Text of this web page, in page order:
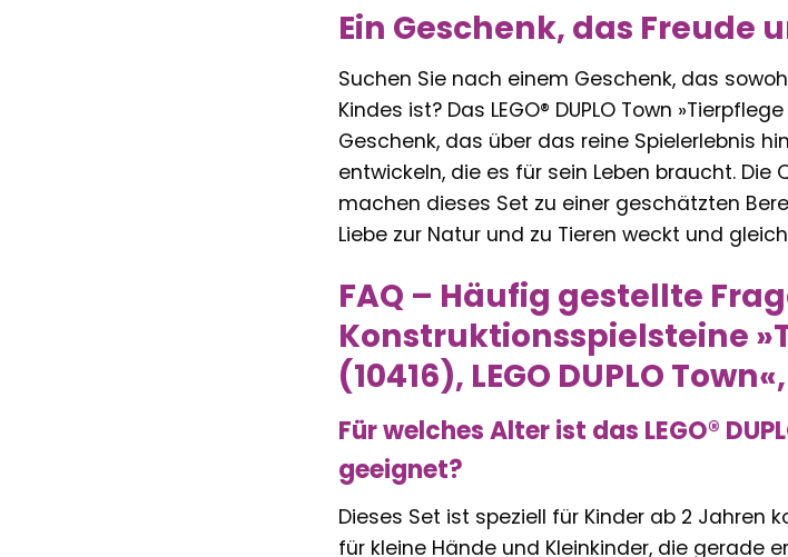
Ein Geschenk, das Freude
Suchen Sie nach einem Geschenk, das
Kindes ist? Das LEGO® DUPLO Town
Geschenk, das über das reine Spielerlebnis
entwickeln, die es für sein Leben braucht. Die
machen dieses Set zu einer geschätzten
Liebe zur Natur und zu Tieren weckt und
FAQ – Häufig gestellte
Konstruktionsspielsteine
(10416), LEGO DUPLO
Für welches Alter ist das LEGO®
geeignet?
Dieses Set ist speziell für Kinder ab 2 Jahren
für kleine Hände und Kleinkinder, die gerade